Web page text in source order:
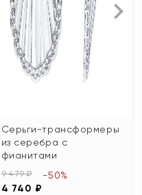
Серьги-трансформеры
из серебра с
фианитами
9 479 ₽
4 740 ₽
-50%